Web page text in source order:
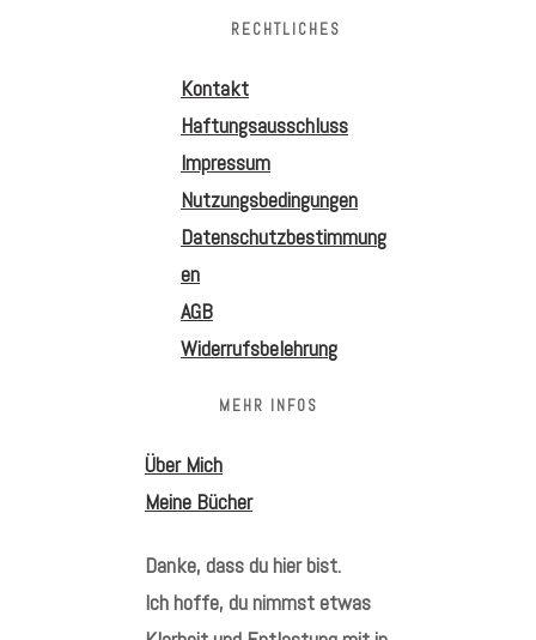
RECHTLICHES
Kontakt
Haftungsausschluss
Impressum
Nutzungsbedingungen
Datenschutzbestimmung
en
AGB
Widerrufsbelehrung
MEHR INFOS
Über Mich
Meine Bücher
Danke, dass du hier bist.
Ich hoffe, du nimmst etwas